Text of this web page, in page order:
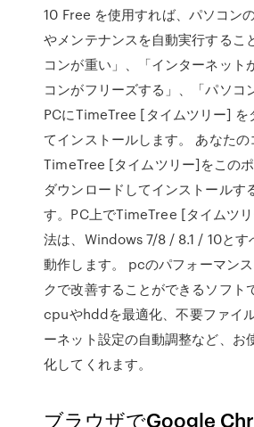
10 Free を使用すれば、パソコン
やメンテナンスを自動実行するこ
コンが重い」、「インターネット
コンがフリーズする」、「パソコ
PCにTimeTree [タイムツリー] を
てインストールします。 あなたの
TimeTree [タイムツリー]をこの
ダウンロードしてインストールす
す。PC上でTimeTree [タイムツ
法は、Windows 7/8 / 8.1 / 10とす
動作します。 pcのパフォーマン
クで改善することができるソフト
cpuやhddを最適化、不要ファイ
ーネット設定の自動調整など、お
化してくれます。
ブラウザでGoogle